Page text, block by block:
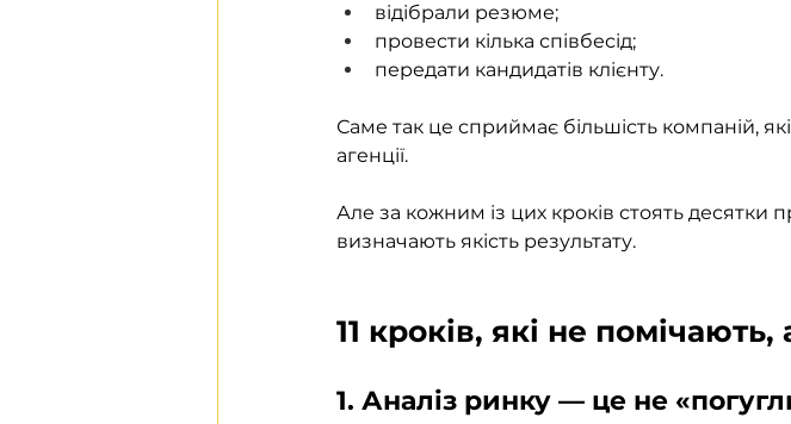
відібрали резюме;
провести кілька співбесід;
передати кандидатів клієнту.
Саме так це сприймає більшість компаній,
агенції.
Але за кожним із цих кроків стоять десятки
визначають якість результату.
11 кроків, які не
1. Аналіз ринку — це не